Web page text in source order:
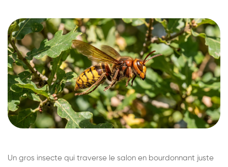
Un gros insecte qui traverse le salon en bourdonnant juste